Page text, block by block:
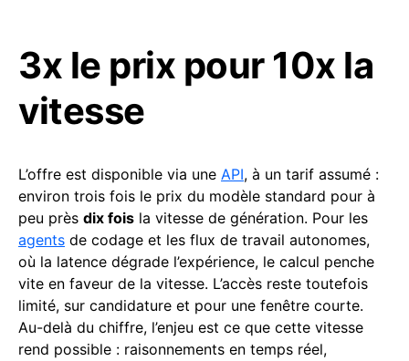
3x le prix pour 10x la
vitesse
L’offre est disponible via une API, à un tarif assumé :
environ trois fois le prix du modèle standard pour à
peu près dix fois la vitesse de génération. Pour les
agents de codage et les flux de travail autonomes,
où la latence dégrade l’expérience, le calcul penche
vite en faveur de la vitesse. L’accès reste toutefois
limité, sur candidature et pour une fenêtre courte.
Au-delà du chiffre, l’enjeu est ce que cette vitesse
rend possible : raisonnements en temps réel,